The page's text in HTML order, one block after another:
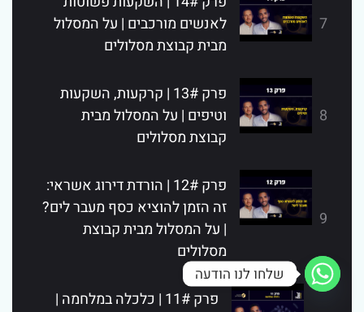
7
לאנשים מורכבים | על המסלול
מבית קבוצת מסלולים
8
פרק 13# | קרקעות, השקעות
וטיפים | על המסלול מבית
קבוצת מסלולים
9
פרק 12# | הורדת דירוג אשראי:
זה הזמן להוציא כסף מעבר לים?
| על המסלול מבית קבוצת
מסלולים
פרק 11# | כלכלה במלחמה |
שלחו לנו הודעה